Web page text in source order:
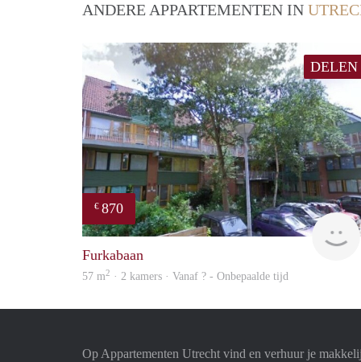
ANDERE APPARTEMENTEN IN
DELEN
€ 870
Furkabaan
57 m2 · 2 kamers · Vanaf ? - Onbepaalde tijd
Op Appartementen Utrecht vind en verhuur je